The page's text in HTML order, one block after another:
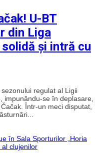
U-BT
din Liga
și intră cu
regulat al Ligii
se în deplasare,
Într-un meci disputat,